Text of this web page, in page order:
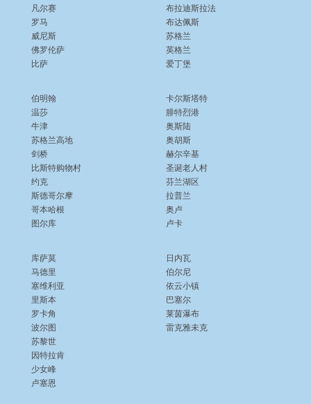
凡尔赛
罗马
威尼斯
佛罗伦萨
比萨
布拉迪斯拉法
布达佩斯
苏格兰
英格兰
爱丁堡
伯明翰
温莎
牛津
苏格兰高地
剑桥
比斯特购物村
约克
斯德哥尔摩
哥本哈根
图尔库
卡尔斯塔特
腓特烈港
奥斯陆
奥胡斯
赫尔辛基
圣诞老人村
芬兰湖区
拉普兰
奥卢
卢卡
库萨莫
马德里
塞维利亚
里斯本
罗卡角
波尔图
苏黎世
因特拉肯
少女峰
卢塞恩
日内瓦
伯尔尼
依云小镇
巴塞尔
莱茵瀑布
雷克雅未克